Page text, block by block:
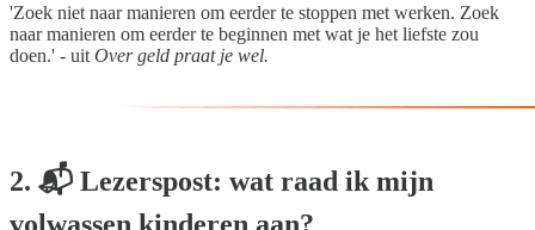
'Zoek niet naar manieren om eerder te stoppen met werken. Zoek
naar manieren om eerder te beginnen met wat je het liefste zou
doen.' - uit Over geld praat je wel.
2. 📬 Lezerspost: wat raad ik mijn
volwassen kinderen aan?